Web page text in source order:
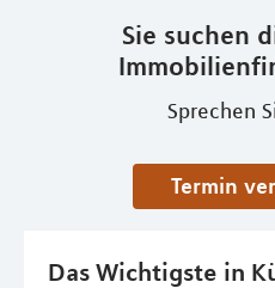
Sie suchen
Sprechen
Termin
Das Wichtigste in